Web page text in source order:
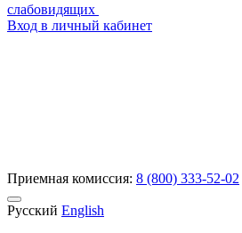
слабовидящих
Вход в личный кабинет
Приемная комиссия: 8 (800) 333-52-02
Русский English